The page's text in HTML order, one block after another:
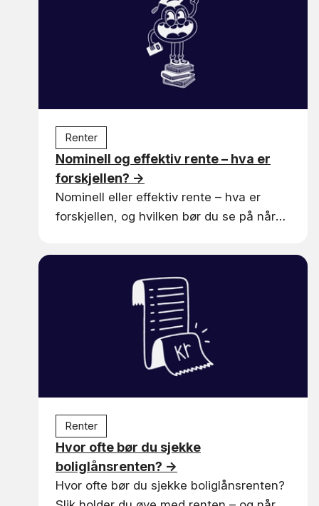
Renter
Nominell og effektiv rente – hva er
forskjellen? →
Nominell eller effektiv rente – hva er
forskjellen, og hvilken bør du se på når
det enkelt.
Renter
Hvor ofte bør du sjekke
boliglånsrenten? →
Hvor ofte bør du sjekke boliglånsrenten?